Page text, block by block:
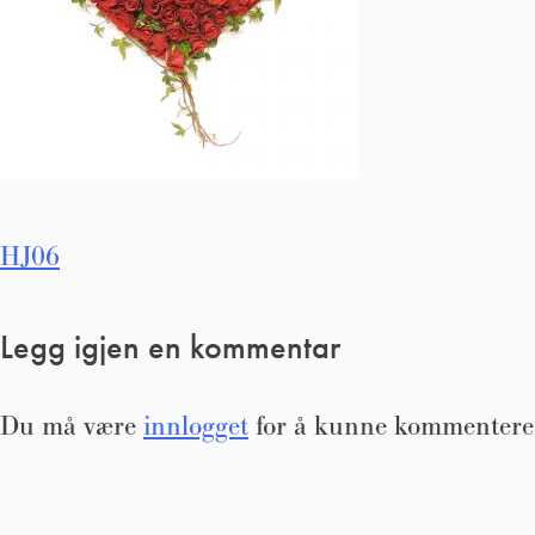
Innleggsnavigasjon
HJ06
Legg igjen en kommentar
Du må være innlogget for å kunne